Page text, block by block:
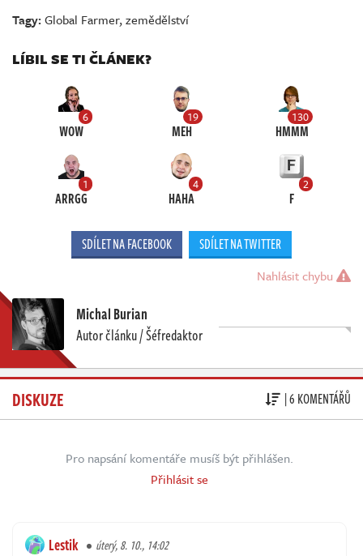
Tagy:Global Farmer,zemědělství
LÍBIL SE TI ČLÁNEK?
6
WOW
19
MEH
130
HMMM
1
ARRGG
4
HAHA
2
F
SDÍLET NA FACEBOOK SDÍLET NA TWITTER
Nahlásit chybu
Michal Burian
Autor článku / Šéfredaktor
DISKUZE | 6 KOMENTÁŘŮ
Pro napsání komentáře musíš být přihlášen.
Přihlásit se
Lestik úterý, 8. 10., 14:02